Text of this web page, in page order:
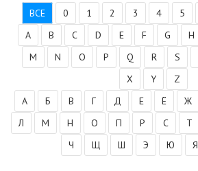
ВСЕ 0 1 2 3 4 5
A
B C D E F G H
M
N O P Q R S
X
Y
Z
А
Б В Г Д Е Ё Ж
Л
М Н О П Р С Т
Ч
Щ Ш Э Ю Я